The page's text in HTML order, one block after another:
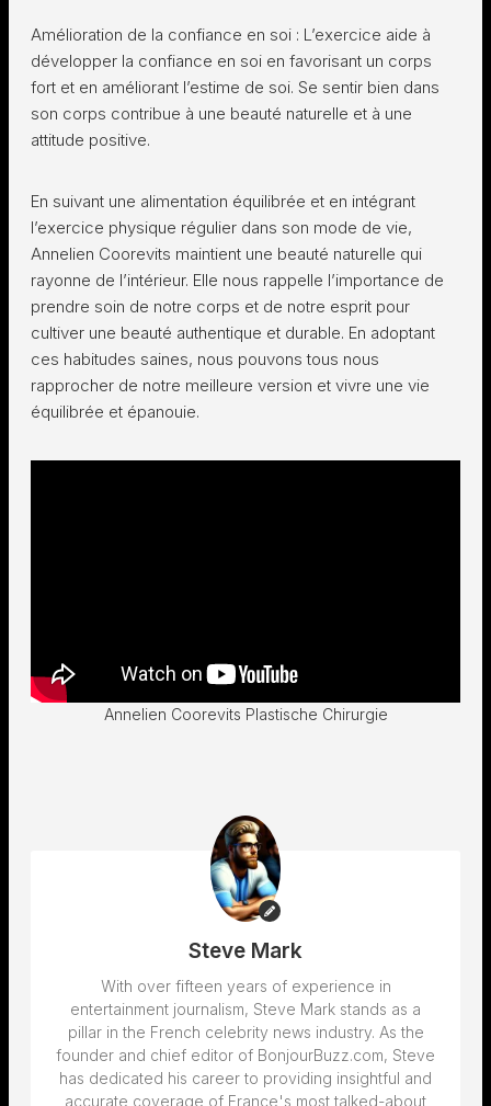
Amélioration de la confiance en soi : L’exercice aide à
développer la confiance en soi en favorisant un corps
fort et en améliorant l’estime de soi. Se sentir bien dans
son corps contribue à une beauté naturelle et à une
attitude positive.
En suivant une alimentation équilibrée et en intégrant
l’exercice physique régulier dans son mode de vie,
Annelien Coorevits maintient une beauté naturelle qui
rayonne de l’intérieur. Elle nous rappelle l’importance de
prendre soin de notre corps et de notre esprit pour
cultiver une beauté authentique et durable. En adoptant
ces habitudes saines, nous pouvons tous nous
rapprocher de notre meilleure version et vivre une vie
équilibrée et épanouie.
Annelien Coorevits Plastische Chirurgie
Steve Mark
With over fifteen years of experience in
entertainment journalism, Steve Mark stands as a
pillar in the French celebrity news industry. As the
founder and chief editor of BonjourBuzz.com, Steve
has dedicated his career to providing insightful and
accurate coverage of France's most talked-about